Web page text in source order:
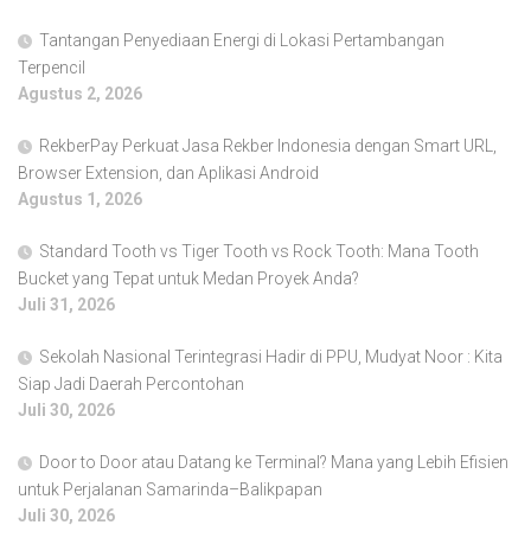
Tantangan Penyediaan Energi di Lokasi Pertambangan
Terpencil
Agustus 2, 2026
RekberPay Perkuat Jasa Rekber Indonesia dengan Smart URL,
Browser Extension, dan Aplikasi Android
Agustus 1, 2026
Standard Tooth vs Tiger Tooth vs Rock Tooth: Mana Tooth
Bucket yang Tepat untuk Medan Proyek Anda?
Juli 31, 2026
Sekolah Nasional Terintegrasi Hadir di PPU, Mudyat Noor : Kita
Siap Jadi Daerah Percontohan
Juli 30, 2026
Door to Door atau Datang ke Terminal? Mana yang Lebih Efisien
untuk Perjalanan Samarinda–Balikpapan
Juli 30, 2026